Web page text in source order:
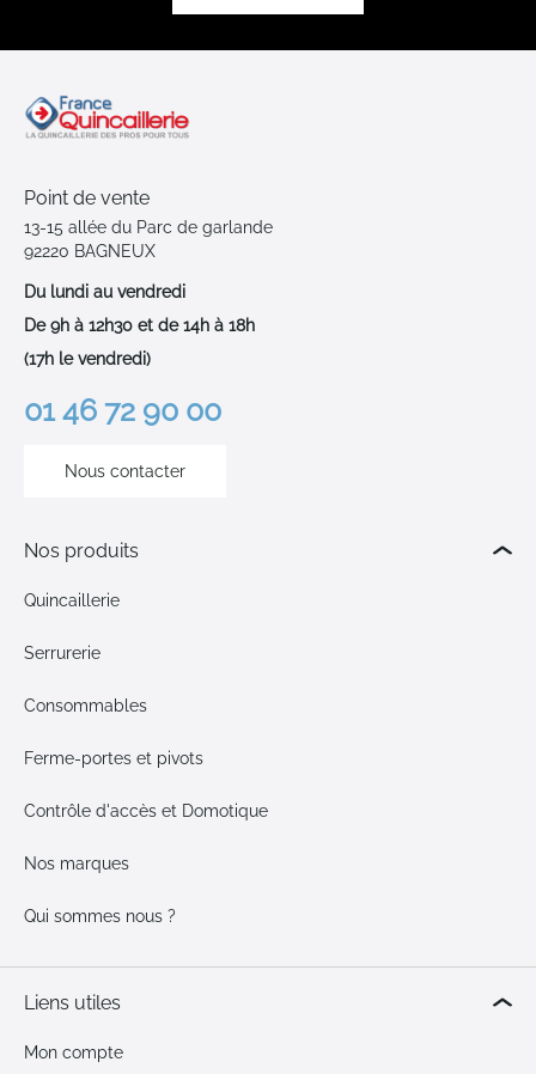
Point de vente
13-15 allée du Parc de garlande
92220 BAGNEUX
Du lundi au vendredi
De 9h à 12h30 et de 14h à 18h
(17h le vendredi)
01 46 72 90 00
Nous contacter
Nos produits
Quincaillerie
Serrurerie
Consommables
Ferme-portes et pivots
Contrôle d'accès et Domotique
Nos marques
Qui sommes nous ?
Liens utiles
Mon compte